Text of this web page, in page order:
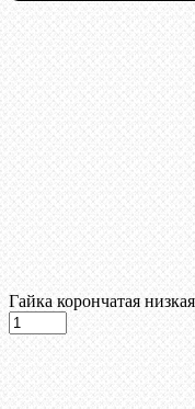
Гайка корончатая